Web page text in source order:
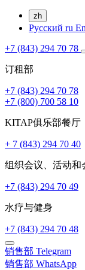
zh
Русский ru
+7 (843) 294 70 78
订租部
+7 (843) 294 70 78
+7 (800) 700 58 10
KITAP俱乐部餐厅
+ 7 (843) 294 70 40
组织会议、活动和
+7 (843) 294 70 49
水疗与健身
+7 (843) 294 70 48
销售部 Telegram
销售部 WhatsApp